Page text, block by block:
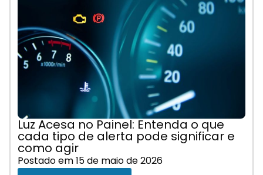
Luz Acesa no Painel: Entenda o que
cada tipo de alerta pode significar e
como agir
Postado em15 de maio de 2026